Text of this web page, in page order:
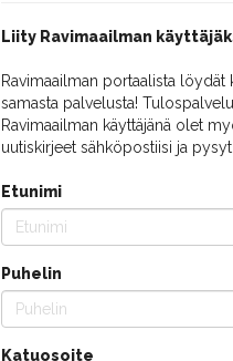
Liity Ravimaailman
Ravimaailman portaalista löydät
samasta palvelusta!
Ravimaailman käyttäjänä olet
uutiskirjeet sähköpostiisi ja
Etunimi
Puhelin
Katuosoite